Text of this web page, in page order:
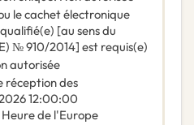
le cachet électronique
[au sens du
№ 910/2014] est requis(e)
autorisée
réception des
12:00:00
de l'Europe